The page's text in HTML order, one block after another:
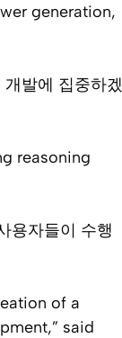
generation,
발에 집중하겠
reasoning
용자들이 수행
of a
said